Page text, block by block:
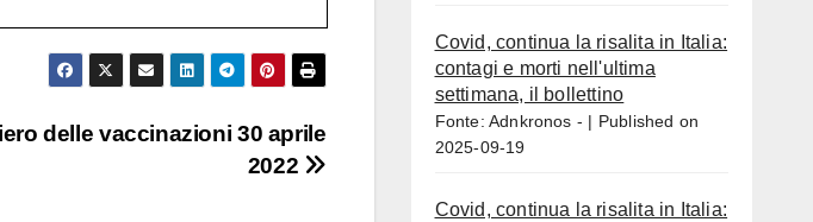
delle vaccinazioni 30 aprile
2022
Covid, continua la risalita in Italia:
contagi e morti nell'ultima
settimana, il bollettino
Fonte: Adnkronos -
Published on
2025-09-19
Covid, continua la risalita in Italia: